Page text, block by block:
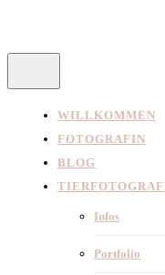
WILLKOMMEN
FOTOGRAFIN
BLOG
Infos
Portfolio